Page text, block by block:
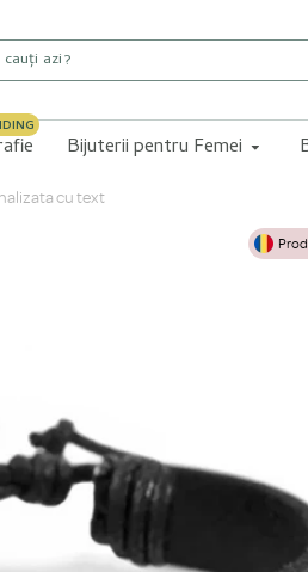
Bijuterii pentru Femei
cu text